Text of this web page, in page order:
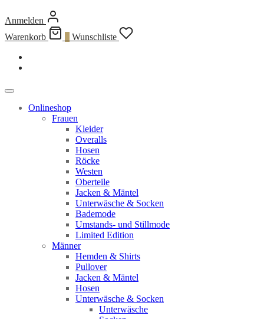
Anmelden
Warenkorb
Wunschliste
Onlineshop
Frauen
Kleider
Overalls
Hosen
Röcke
Westen
Oberteile
Jacken & Mäntel
Unterwäsche & Socken
Bademode
Umstands- und Stillmode
Limited Edition
Männer
Hemden & Shirts
Pullover
Jacken & Mäntel
Hosen
Unterwäsche & Socken
Unterwäsche